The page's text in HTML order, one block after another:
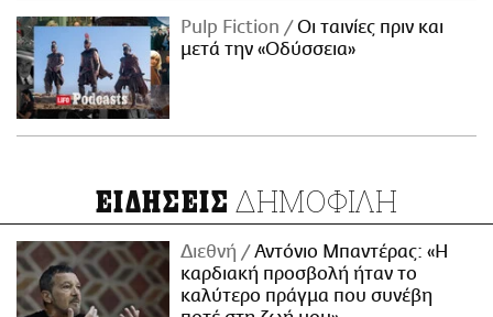
Pulp Fiction
Οι ταινίες πριν και
μετά την «Οδύσσεια»
ΕΙΔΗΣΕΙΣ ΔΗΜΟΦΙΛΗ
Διεθνή
Αντόνιο Μπαντέρας: «Η
καρδιακή προσβολή ήταν το
καλύτερο πράγμα που συνέβη